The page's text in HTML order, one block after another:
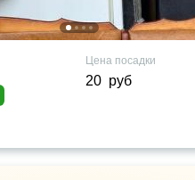
Цена посадки
20 руб